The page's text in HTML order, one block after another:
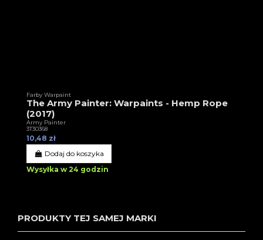
Farby Warpaint
The Army Painter: Warpaints - Hemp Rope
(2017)
Army Painter
3T30368
10,48 zł
Dodaj do koszyka
Wysyłka w 24 godzin
PRODUKTY TEJ SAMEJ MARKI